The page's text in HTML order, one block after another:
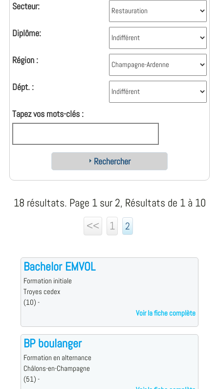
Secteur:
Diplôme:
Région :
Dépt. :
Tapez vos mots-clés :
Rechercher
18 résultats. Page 1 sur 2, Résultats de 1 à 10
<<
1 2
Bachelor EMVOL
Formation initiale
Troyes cedex
(10) -
Voir la fiche complète
BP boulanger
Formation en alternance
Châlons-en-Champagne
(51) -